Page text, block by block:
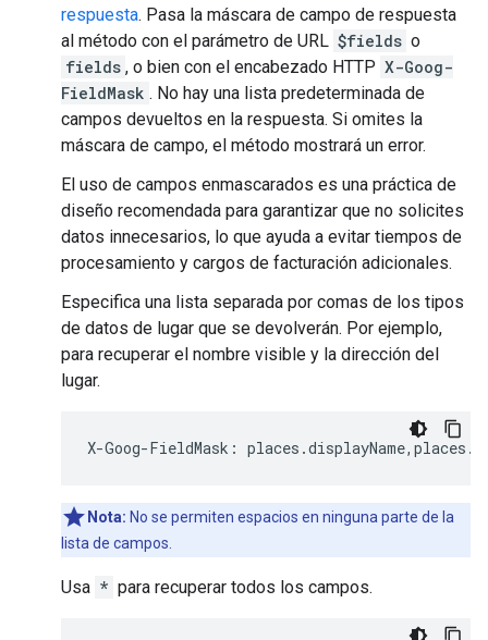
respuesta. Pasa la máscara de campo de respuesta
al método con el parámetro de URL $fields o
fields , o bien con el encabezado HTTP X-Goog-
FieldMask . No hay una lista predeterminada de
campos devueltos en la respuesta. Si omites la
máscara de campo, el método mostrará un error.
El uso de campos enmascarados es una práctica de
diseño recomendada para garantizar que no solicites
datos innecesarios, lo que ayuda a evitar tiempos de
procesamiento y cargos de facturación adicionales.
Especifica una lista separada por comas de los tipos
de datos de lugar que se devolverán. Por ejemplo,
para recuperar el nombre visible y la dirección del
lugar.
X-Goog-FieldMask : places .displayName, places .
Nota: No se permiten espacios en ninguna parte de la
lista de campos.
Usa * para recuperar todos los campos.